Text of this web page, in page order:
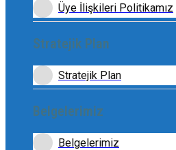
Üye İlişkileri Politikamız
Stratejik Plan
Stratejik Plan
Belgelerimiz
Belgelerimiz